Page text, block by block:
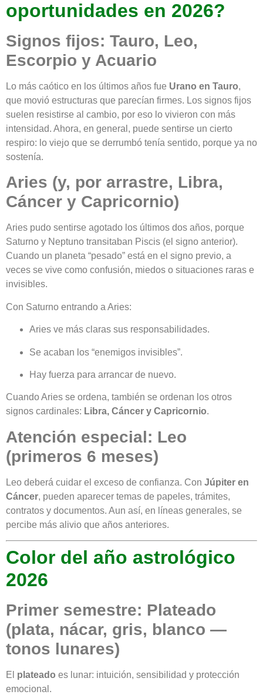
oportunidades en 2026?
Signos fijos: Tauro, Leo,
Escorpio y Acuario
Lo más caótico en los últimos años fue Urano en Tauro,
que movió estructuras que parecían firmes. Los signos fijos
suelen resistirse al cambio, por eso lo vivieron con más
intensidad. Ahora, en general, puede sentirse un cierto
respiro: lo viejo que se derrumbó tenía sentido, porque ya no
sostenía.
Aries (y, por arrastre, Libra,
Cáncer y Capricornio)
Aries pudo sentirse agotado los últimos dos años, porque
Saturno y Neptuno transitaban Piscis (el signo anterior).
Cuando un planeta “pesado” está en el signo previo, a
veces se vive como confusión, miedos o situaciones raras e
invisibles.
Con Saturno entrando a Aries:
Aries ve más claras sus responsabilidades.
Se acaban los “enemigos invisibles”.
Hay fuerza para arrancar de nuevo.
Cuando Aries se ordena, también se ordenan los otros
signos cardinales: Libra, Cáncer y Capricornio.
Atención especial: Leo
(primeros 6 meses)
Leo deberá cuidar el exceso de confianza. Con Júpiter en
Cáncer, pueden aparecer temas de papeles, trámites,
contratos y documentos. Aun así, en líneas generales, se
percibe más alivio que años anteriores.
Color del año astrológico
2026
Primer semestre: Plateado
(plata, nácar, gris, blanco —
tonos lunares)
El plateado es lunar: intuición, sensibilidad y protección
emocional.